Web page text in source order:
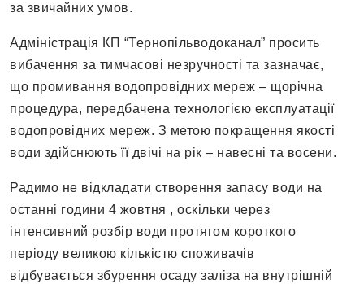
за звичайних умов.
Адміністрація КП “Тернопільводоканал” просить
вибачення за тимчасові незручності та зазначає,
що промивання водопровідних мереж – щорічна
процедура, передбачена технологією експлуатації
водопровідних мереж. З метою покращення якості
води здійснюють її двічі на рік – навесні та восени.
Радимо не відкладати створення запасу води на
останні години 4 жовтня , оскільки через
інтенсивний розбір води протягом короткого
періоду великою кількістю споживачів
відбувається збурення осаду заліза на внутрішній